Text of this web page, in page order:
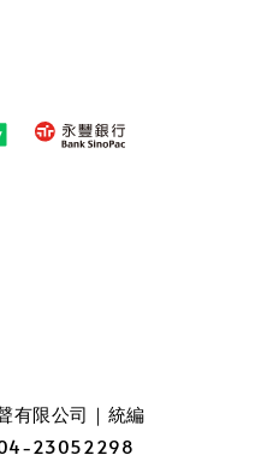
有限公司｜統編
23052298